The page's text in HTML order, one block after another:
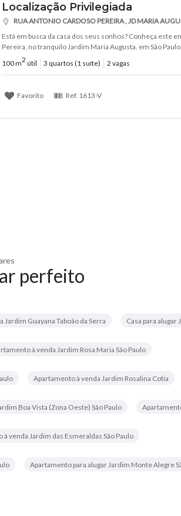
Localização Privilegiada
RUA ANTONIO CARDOSO PEREIRA , JD MARIA
Está em busca da casa dos seus sonhos? Conheça este
Pereira, no tranquilo Jardim Maria Augusta, em São
100 m2 útil 3 quartos (1 suíte) 2 vagas
Favorito Ref. 1613-V
perfeito
Jardim Guayana Taboão da Serra Casa para alugar
à venda Jardim Rosa Maria São Paulo
Apartamento à venda Jardim Rosalina Cotia
Boa Vista (Zona Oeste) São Paulo
à venda Jardim das Esmeraldas São Paulo
Apartamento para alugar Jardim Monte Alegre